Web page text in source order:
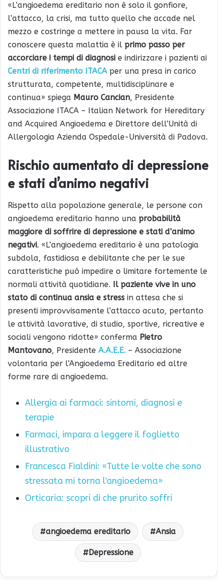
«L’angioedema ereditario non è solo il gonfiore,
l’attacco, la crisi, ma tutto quello che accade nel
mezzo e costringe a mettere in pausa la vita. Far
conoscere questa malattia è il primo passo per
accorciare i tempi di diagnosi e indirizzare i pazienti ai
Centri di riferimento ITACAper una presa in carico
strutturata, competente, multidisciplinare e
continua» spiega Mauro Cancian, Presidente
Associazione ITACA – Italian Network for Hereditary
and Acquired Angioedema e Direttore dell’Unità di
Allergologia Azienda Ospedale-Università di Padova.
Rischio aumentato di depressione
e stati d’animo negativi
Rispetto alla popolazione generale, le persone con
angioedema ereditario hanno una probabilità
maggiore di soffrire di depressione e stati d’animo
negativi. «L’angioedema ereditario è una patologia
subdola, fastidiosa e debilitante che per le sue
caratteristiche può impedire o limitare fortemente le
normali attività quotidiane. Il paziente vive in uno
stato di continua ansia e stress in attesa che si
presenti improvvisamente l’attacco acuto, pertanto
le attività lavorative, di studio, sportive, ricreative e
sociali vengono ridotte» conferma Pietro
Mantovano, Presidente A.A.E.E. – Associazione
volontaria per l’Angioedema Ereditario ed altre
forme rare di angioedema.
Allergia ai farmaci: sintomi, diagnosi e
terapie
Farmaci, impara a leggere il foglietto
illustrativo
Francesca Fialdini: «Tutte le volte che sono
stressata mi torna l'angioedema»
Orticaria: scopri di che prurito soffri
angioedema ereditario Ansia
Depressione